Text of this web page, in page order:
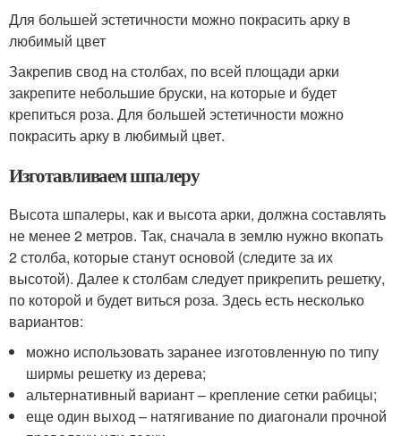
Для большей эстетичности можно покрасить арку в
любимый цвет
Закрепив свод на столбах, по всей площади арки
закрепите небольшие бруски, на которые и будет
крепиться роза. Для большей эстетичности можно
покрасить арку в любимый цвет.
Изготавливаем шпалеру
Высота шпалеры, как и высота арки, должна составлять
не менее 2 метров. Так, сначала в землю нужно вкопать
2 столба, которые станут основой (следите за их
высотой). Далее к столбам следует прикрепить решетку,
по которой и будет виться роза. Здесь есть несколько
вариантов:
можно использовать заранее изготовленную по типу
ширмы решетку из дерева;
альтернативный вариант – крепление сетки рабицы;
еще один выход – натягивание по диагонали прочной